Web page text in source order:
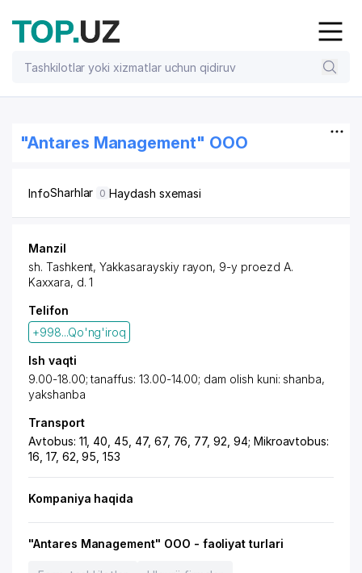
"Antares Management" OOO
InfoSharhlar 0 Haydash sxemasi
Manzil
sh. Tashkent,Yakkasarayskiy rayon, 9-y proezd A.
Kaxxara, d. 1
Telifon
+998...Qo'ng'iroq
Ish vaqti
9.00-18.00; tanaffus: 13.00-14.00; dam olish kuni: shanba,
yakshanba
Transport
Avtobus: 11, 40, 45, 47, 67, 76, 77, 92, 94; Mikroavtobus:
16, 17, 62, 95, 153
Kompaniya haqida
"Antares Management" OOO - faoliyat turlari